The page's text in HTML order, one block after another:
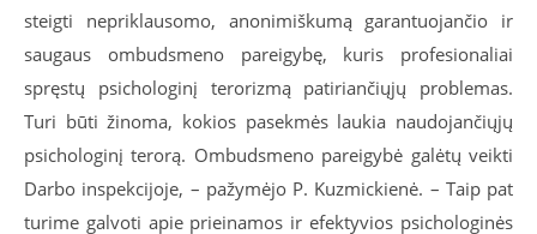
steigti nepriklausomo, anonimiškumą garantuojančio ir
saugaus ombudsmeno pareigybę, kuris profesionaliai
spręstų psichologinį terorizmą patiriančiųjų problemas.
Turi būti žinoma, kokios pasekmės laukia naudojančiųjų
psichologinį terorą. Ombudsmeno pareigybė galėtų veikti
Darbo inspekcijoje, – pažymėjo P. Kuzmickienė. – Taip pat
turime galvoti apie prieinamos ir efektyvios psichologinės